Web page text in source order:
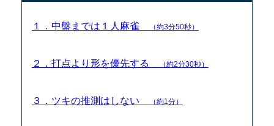
１．中盤までは１人麻雀 （約3分50秒）
２．打点より形を優先する （約2分30秒）
３．ツキの推測はしない （約1分）